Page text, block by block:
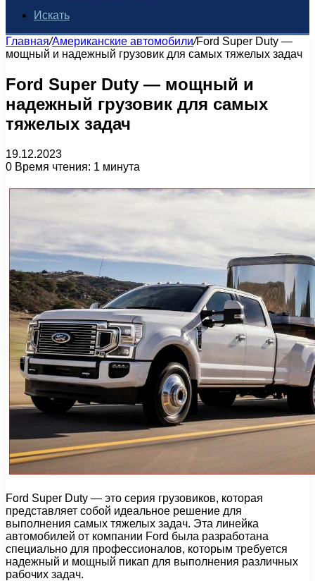
Искать
Главная/Американские автомобили/Ford Super Duty —
мощный и надежный грузовик для самых тяжелых задач
Ford Super Duty — мощный и
надежный грузовик для самых
тяжелых задач
19.12.2023
0 Время чтения: 1 минута
Ford Super Duty — это серия грузовиков, которая
представляет собой идеальное решение для
выполнения самых тяжелых задач. Эта линейка
автомобилей от компании Ford была разработана
специально для профессионалов, которым требуется
надежный и мощный пикап для выполнения различных
рабочих задач.